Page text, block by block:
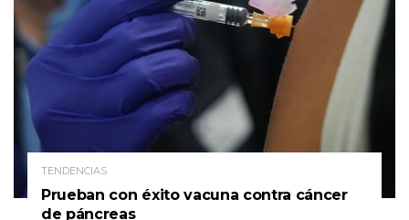
TENDENCIAS
Prueban con éxito vacuna contra cáncer
de páncreas